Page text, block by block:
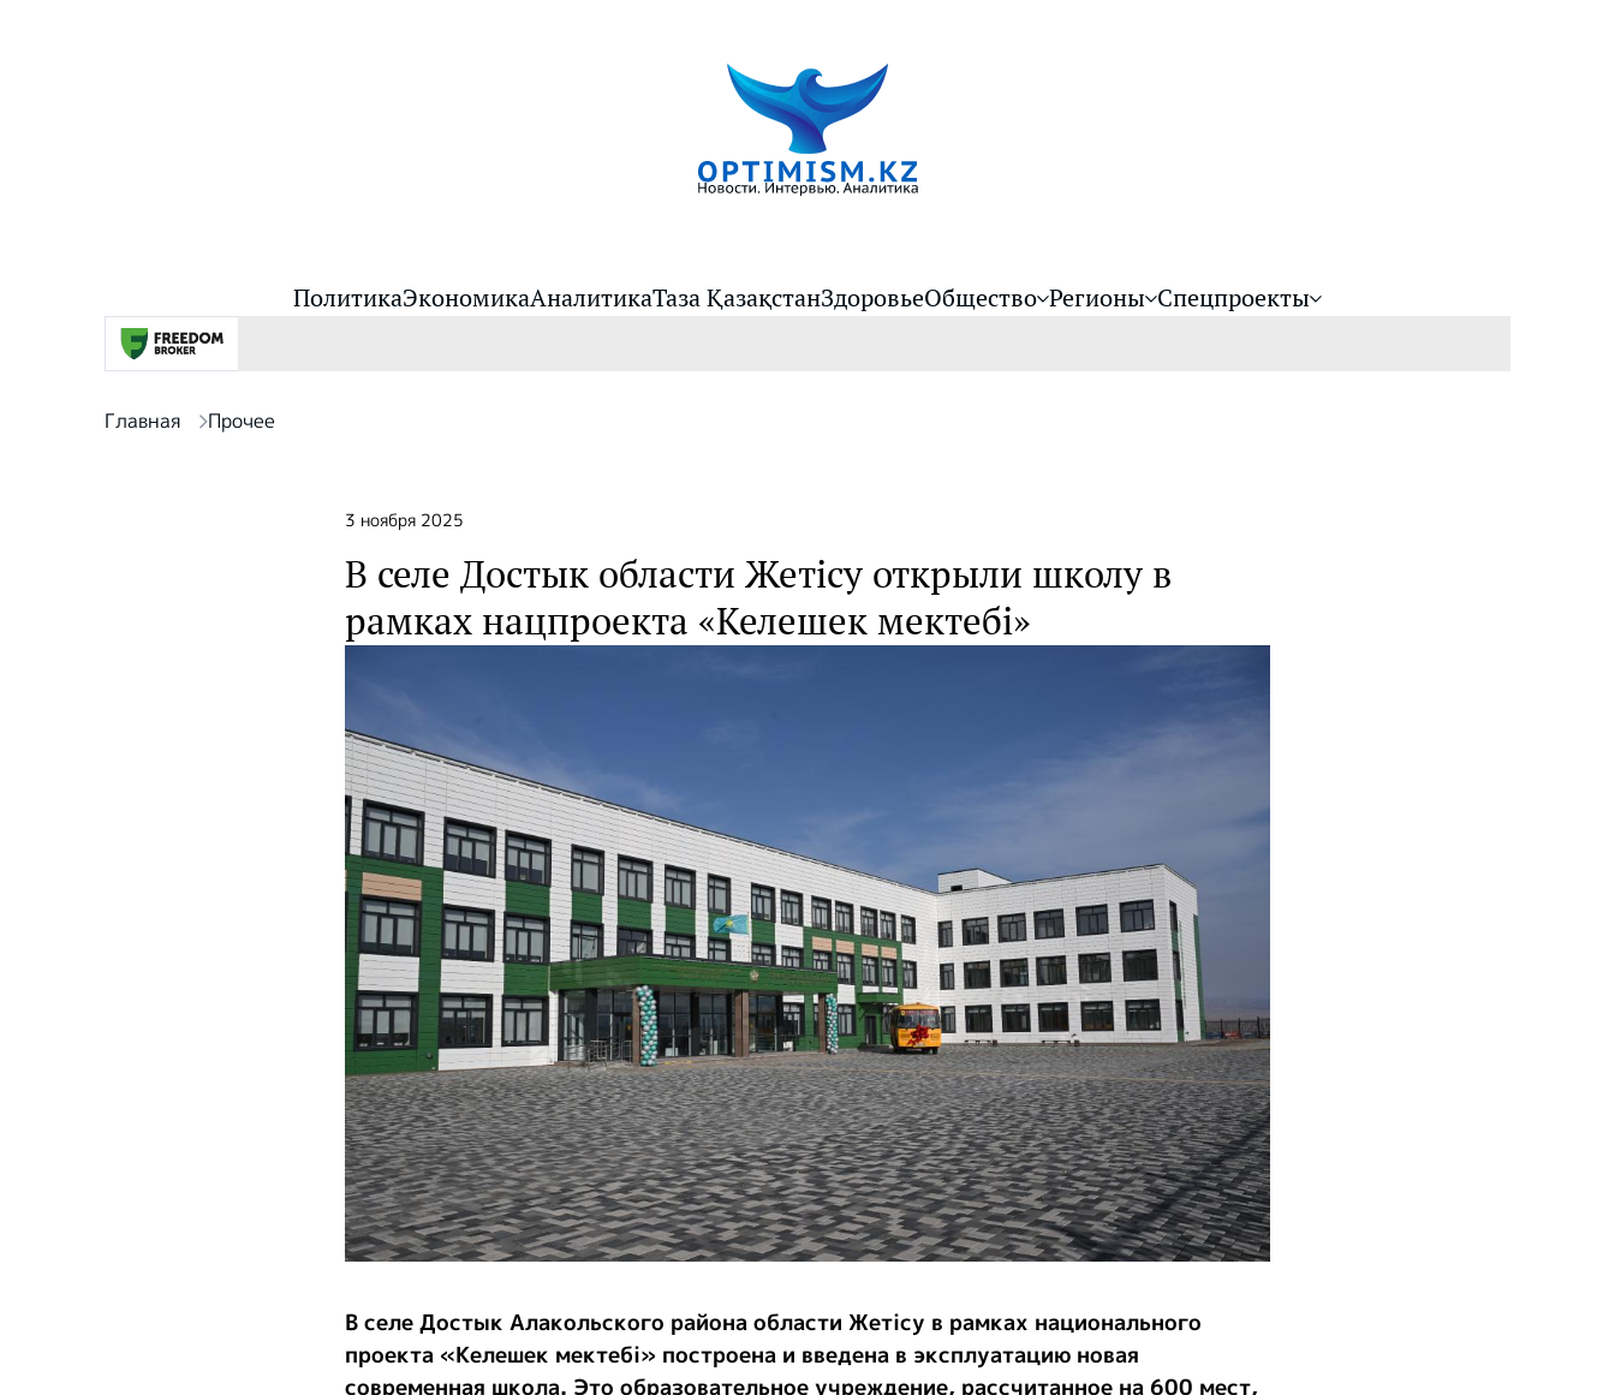
ПолитикаЭкономикаАналитикаТаза ҚазақстанЗдоровьеОбщество Регионы Спецпроекты
Главная Прочее
3 ноября 2025
В селе Достык области Жетісу открыли школу в
рамках нацпроекта «Келешек мектебі»
В селе Достык Алакольского района области Жетісу в рамках национального
проекта «Келешек мектебі» построена и введена в эксплуатацию новая
современная школа. Это образовательное учреждение, рассчитанное на 600 мест,